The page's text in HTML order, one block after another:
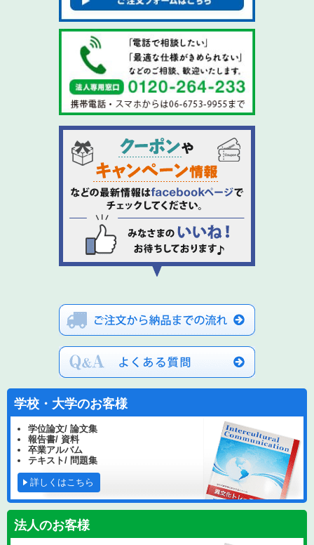
学校・大学のお客様
学位論文/ 論文集
報告書/ 資料
卒業アルバム
テキスト/ 問題集
詳しくはこちら
法人のお客様